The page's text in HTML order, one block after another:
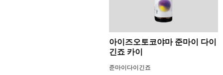
아이즈오토코야마 준마이 다이
긴죠 카이
준마이다이긴죠